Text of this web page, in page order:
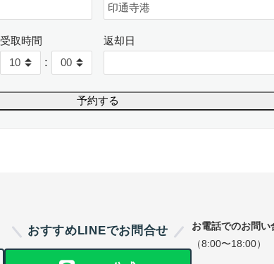
受取時間
:
返却日
おすすめLINEでお問合せ
お電話でのお問い
（8:00〜18:00）